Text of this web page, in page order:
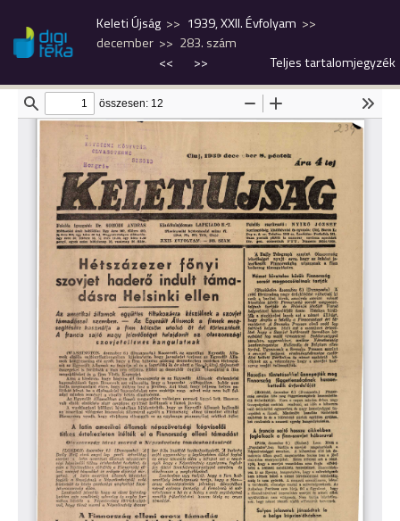
Keleti Újság
1939, XXII. Évfolyam
december
283. szám
<<
>> Teljes tartalomjegyzék